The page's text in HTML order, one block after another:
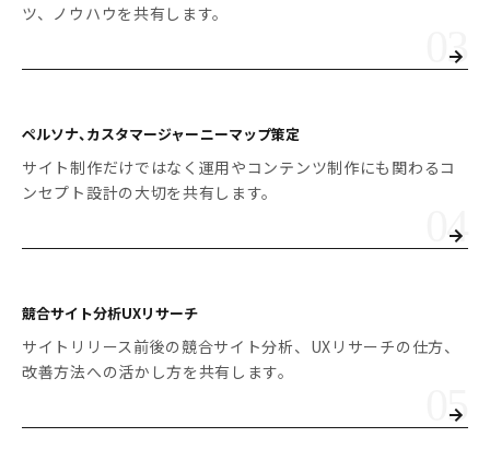
ツ、ノウハウを共有します。
ペルソナ、カスタマージャーニーマップ策定
サイト制作だけではなく運用やコンテンツ制作にも関わるコ
ンセプト設計の大切を共有します。
競合サイト分析UXリサーチ
サイトリリース前後の競合サイト分析、UXリサーチの仕方、
改善方法への活かし方を共有します。